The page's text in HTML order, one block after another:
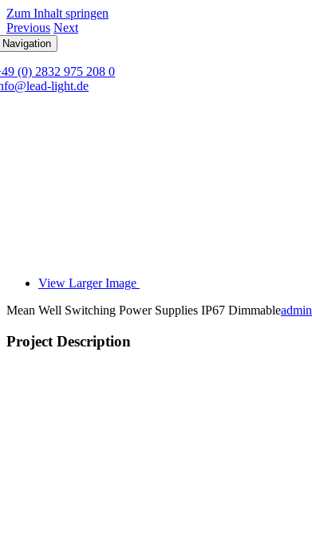
Zum Inhalt springen
Navigation
(0) 2832 975 208 0
light.de
Previous Next
View Larger Image
Mean Well Switching Power Supplies IP67 Dimmableadmin
Project Description